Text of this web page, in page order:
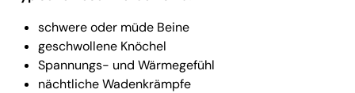
schwere oder müde Beine
geschwollene Knöchel
Spannungs- und Wärmegefühl
nächtliche Wadenkrämpfe